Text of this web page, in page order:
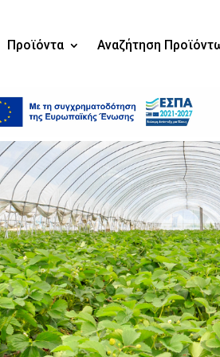
Προϊόντα Αναζήτηση
Προϊόντα Αναζήτηση